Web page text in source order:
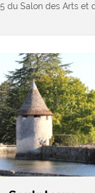
du Salon des Arts et